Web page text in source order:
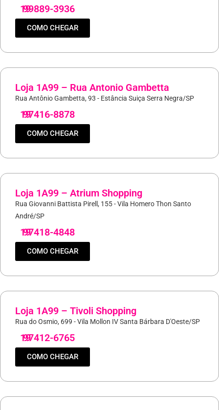
19
99889-3936
COMO CHEGAR
Loja 1A99 – Rua Antonio Gambetta
Rua Antônio Gambetta, 93 - Estância Suiça Serra Negra/SP
19
97416-8878
COMO CHEGAR
Loja 1A99 – Atrium Shopping
Rua Giovanni Battista Pirell, 155 - Vila Homero Thon Santo
André/SP
19
97418-4848
COMO CHEGAR
Loja 1A99 – Tivoli Shopping
Rua do Osmio, 699 - Vila Mollon IV Santa Bárbara D'Oeste/SP
19
97412-6765
COMO CHEGAR